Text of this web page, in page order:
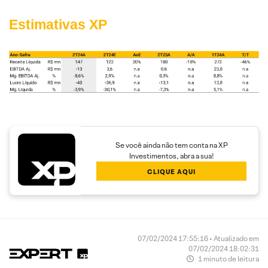
Estimativas XP
Se você ainda não tem conta na XP
Investimentos, abra a sua!
CLIQUE AQUI
07/02/2024 17:55:16 • Atualizado em
07/02/2024 18:02:31
1 minuto de leitura